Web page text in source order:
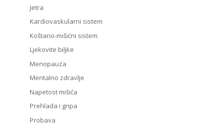
Jetra
Kardiovaskularni sistem
Koštano-mišićni sistem
Ljekovite biljke
Menopauza
Mentalno zdravlje
Napetost mišića
Prehlada i gripa
Probava